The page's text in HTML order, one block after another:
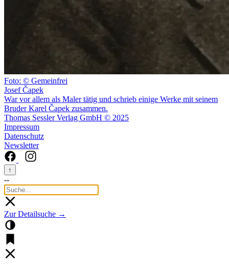
Foto: © Gemeinfrei
Josef Čapek
War vor allem als Maler tätig und schrieb einige Werke mit seinem
Bruder Karel Čapek zusammen.
Thomas Sessler Verlag GmbH © 2025
Impressum
Datenschutz
Newsletter
↑
--
Zur Detailsuche →